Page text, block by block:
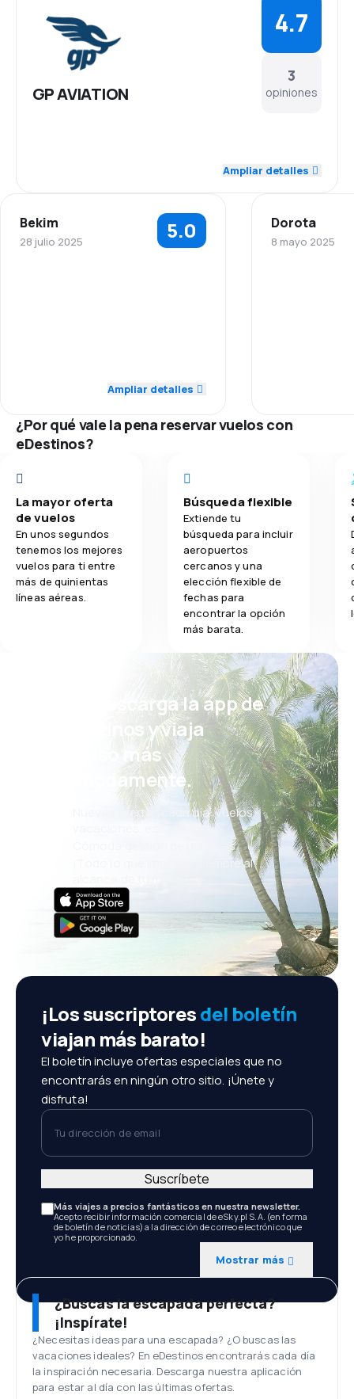
GP AVIATION
3
opiniones
4.7
Red de conexiones 5.0
Ampliar detalles
Bekim
28 julio 2025 5.0
Comodidad de viaje
5.0
Comidas 5.0
Ampliar detalles
Dorota
8 mayo 2025
Transporte
¿Por qué vale la pena reservar vuelos con
eDestinos?
La mayor oferta
de vuelos
En unos segundos
tenemos los mejores
vuelos para ti entre
más de quinientas
líneas aéreas.
Búsqueda flexible
Extiende tu
búsqueda para incluir
aeropuertos
cercanos y una
elección flexible de
fechas para
encontrar la opción
más barata.
¡Eh! Descarga la app de
eDestinos y viaja
incluso más
cómodamente.
Nuevas ofertas cada día: vuelos,
vacaciones, escapadas
Cómoda gestión de reservas
¡Todo lo que importa, siempre al
¡Los suscriptoresdel boletín
viajan más barato!
El boletín incluye ofertas especiales que no
encontrarás en ningún otro sitio. ¡Únete y
disfruta!
Tu dirección de email
Más viajes a precios fantásticos en nuestra newsletter.
Acepto recibir información comercial de eSky.pl S.A. (en forma
de boletín de noticias) a la dirección de correo electrónico que
yo he proporcionado.
Mostrar más
Suscríbete
¿Buscas la escapada perfecta?
¡Inspírate!
¿Necesitas ideas para una escapada? ¿O buscas las
vacaciones ideales? En eDestinos encontrarás cada día
la inspiración necesaria. Descarga nuestra aplicación
para estar al día con las últimas ofertas.